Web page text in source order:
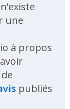
une
à propos
publiés